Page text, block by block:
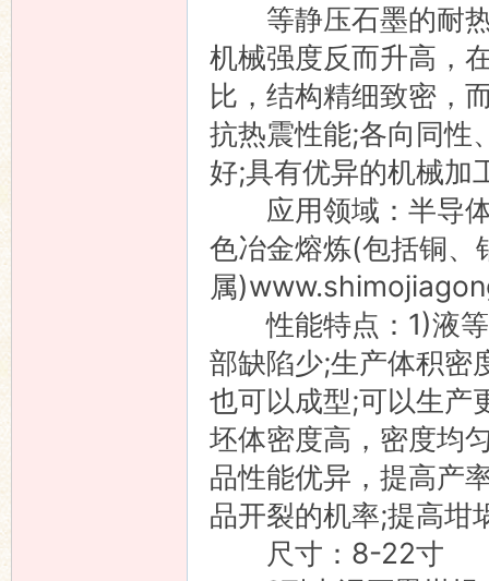
等静压石墨的耐热
机械强度反而升高，
比，结构精细致密，
抗热震性能;各向同性
好;具有优异的机械加
应用领域：半导体
色冶金熔炼(包括铜、
属
性能特点：1)液等
部缺陷少;生产体积密
也可以成型;可以生产
坯体密度高，密度均
品性能优异，提高产
品开裂的机率;提高坩
尺寸：8-22寸